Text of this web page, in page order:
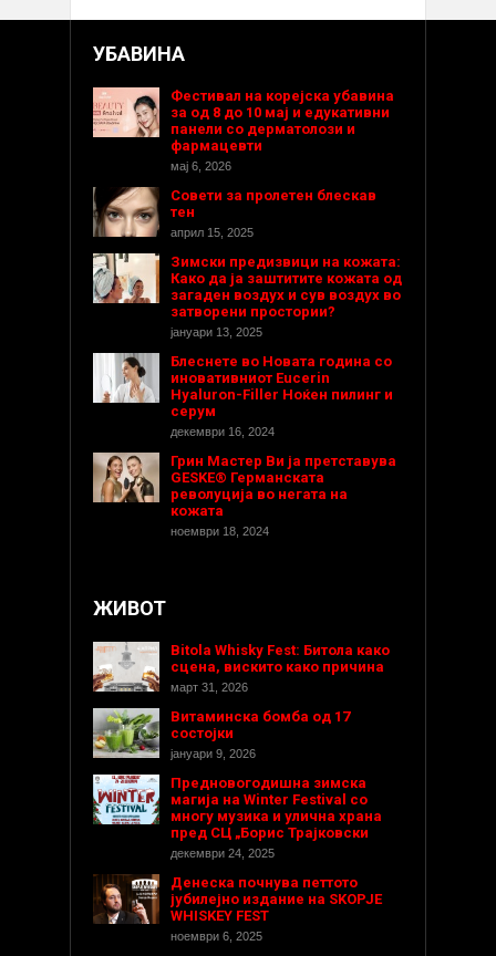
УБАВИНА
Фестивал на корејска убавина
за од 8 до 10 мај и едукативни
панели со дерматолози и
фармацевти
мај 6, 2026
Совети за пролетен блескав
тен
април 15, 2025
Зимски предизвици на кожата:
Како да ја заштитите кожата од
загаден воздух и сув воздух во
затворени простории?
јануари 13, 2025
Блеснете во Новата година со
иновативниот Eucerin
Hyaluron-Filler Ноќен пилинг и
серум
декември 16, 2024
Грин Мастер Ви ја претставува
GESKE® Германската
револуција во негата на
кожата
ноември 18, 2024
ЖИВОТ
Bitola Whisky Fest: Битола како
сцена, вискито како причина
март 31, 2026
Витаминска бомба од 17
состојки
јануари 9, 2026
Предновогодишнa зимска
магија на Winter Festival со
многу музика и улична храна
пред СЦ „Борис Трајковски
декември 24, 2025
Денеска почнува петтото
јубилејно издание на SKOPJE
WHISKEY FEST
ноември 6, 2025